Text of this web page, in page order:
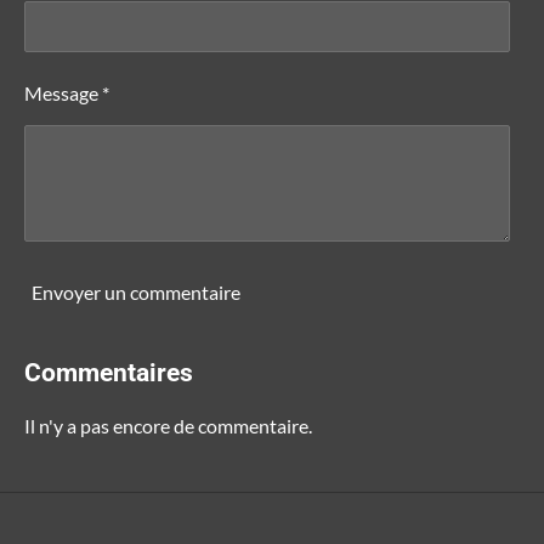
Message *
Envoyer un commentaire
Commentaires
Il n'y a pas encore de commentaire.